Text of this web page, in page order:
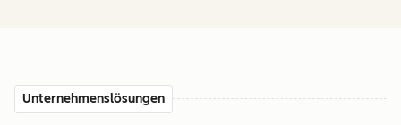
Unternehmenslösungen